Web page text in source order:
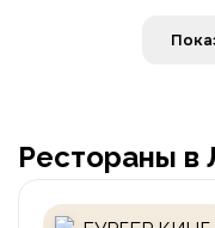
Рестораны в